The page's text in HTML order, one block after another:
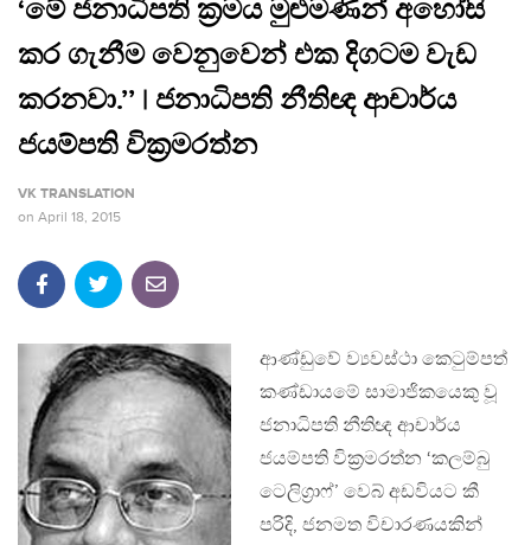
‘මේ ජනාධිපති ක‍්‍රමය මුළුමණින් අහෝසි
කර ගැනීම වෙනුවෙන් එක දිගටම වැඩ
කරනවා.’’ | ජනාධිපති නීතිඥ ආචාර්ය
ජයම්පති වික‍්‍රමරත්න
VK TRANSLATION
on April 18, 2015
ආණ්ඩුවේ ව්‍යවස්ථා කෙටුම්පත්
කණ්ඩායමේ සාමාජිකයෙකු වූ
ජනාධිපති නීතිඥ ආචාර්ය
ජයම්පති වික‍්‍රමරත්න ‘කලම්බු
ටෙලිග‍්‍රාෆ්’ වෙබ් අඩවියට කී
පරිදි, ජනමත විචාරණයකින්